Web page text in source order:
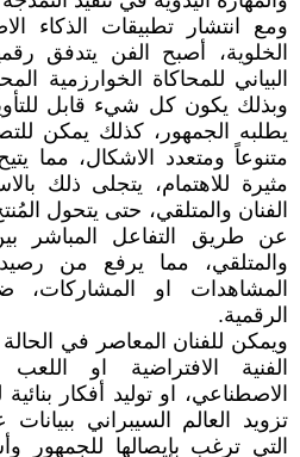
ومع انتشار تطبيقات الذكاء
الخلوية، أصبح الفن يتدفق
البياني للمحاكاة الخوارزمية
وبذلك يكون كل شيء قابل
يطلبه الجمهور، كذلك يمكن
متنوعاً ومتعدد الاشكال، مما
مثيرة للاهتمام، يتجلى ذلك
الفنان والمتلقي، حتى يتحول
عن طريق التفاعل المباشر
والمتلقي، مما يرفع من
المشاهدات او المشاركات،
الرقمية.
ويمكن للفنان المعاصر في
الفنية الافتراضية او
الاصطناعي، او توليد أفكار
تزويد العالم السيبراني
التي ترغب بإيصالها للجمهور